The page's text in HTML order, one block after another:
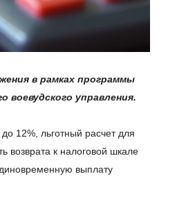
в рамках программы
воевудского управления.
12%, льготный расчет для
возврата к налоговой шкале
выплату